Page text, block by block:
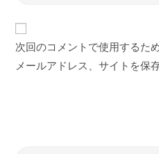
次回のコメントで使用するた
メールアドレス、サイトを保存